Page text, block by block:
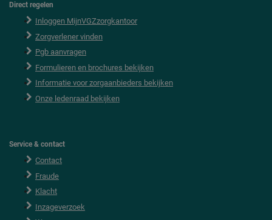
Direct regelen
Inloggen MijnVGZzorgkantoor
Zorgverlener vinden
Pgb aanvragen
Formulieren en brochures bekijken
Informatie voor zorgaanbieders bekijken
Onze ledenraad bekijken
Service & contact
Contact
Fraude
Klacht
Inzageverzoek